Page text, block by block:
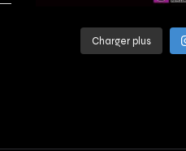
Charger plus